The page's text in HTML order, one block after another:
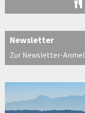
Newsletter
Zur Newsletter-